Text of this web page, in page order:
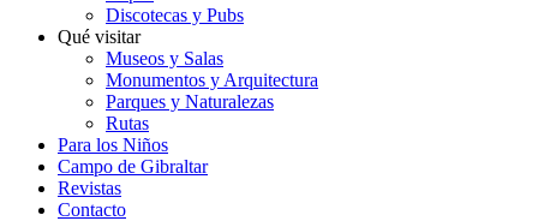
Discotecas y Pubs
Qué visitar
Museos y Salas
Monumentos y Arquitectura
Parques y Naturalezas
Rutas
Para los Niños
Campo de Gibraltar
Revistas
Contacto